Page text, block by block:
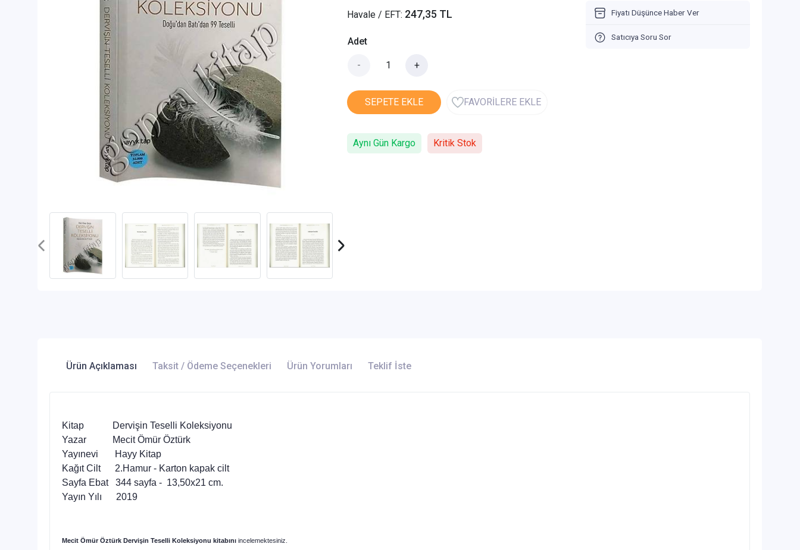
Havale / EFT: 247,35 TL
Adet
- +
SEPETE EKLE FAVORİLERE EKLE
Aynı Gün Kargo Kritik Stok
Fiyatı Düşünce Haber Ver
Satıcıya Soru Sor
Ürün Açıklaması Taksit / Ödeme Seçenekleri Ürün Yorumları Teklif İste
Kitap Dervişin Teselli Koleksiyonu
Yazar Mecit Ömür Öztürk
Yayınevi Hayy Kitap
Kağıt Cilt 2.Hamur - Karton kapak cilt
Sayfa Ebat 344 sayfa - 13,50x21 cm.
Yayın Yılı 2019
Mecit Ömür Öztürk Dervişin Teselli Koleksiyonu kitabını incelemektesiniz.